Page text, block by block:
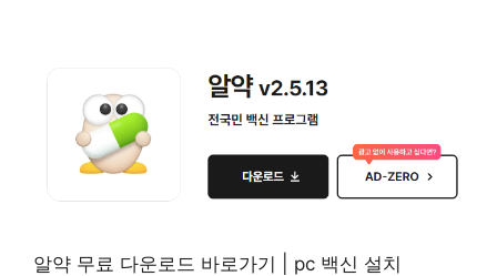
알약 무료 다운로드 바로가기 | pc 백신 설치